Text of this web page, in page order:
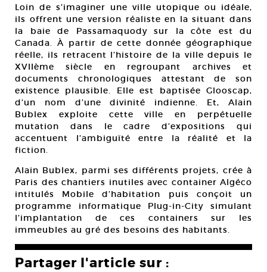
Loin de s’imaginer une ville utopique ou idéale,
ils offrent une version réaliste en la situant dans
la baie de Passamaquody sur la côte est du
Canada. À partir de cette donnée géographique
réelle, ils retracent l’histoire de la ville depuis le
XVIIème siècle en regroupant archives et
documents chronologiques attestant de son
existence plausible. Elle est baptisée Glooscap,
d’un nom d’une divinité indienne. Et, Alain
Bublex exploite cette ville en perpétuelle
mutation dans le cadre d’expositions qui
accentuent l’ambiguïté entre la réalité et la
fiction.
Alain Bublex, parmi ses différents projets, crée à
Paris des chantiers inutiles avec container Algéco
intitulés Mobile d’habitation puis conçoit un
programme informatique Plug-in-City simulant
l’implantation de ces containers sur les
immeubles au gré des besoins des habitants.
Partager l'article sur :